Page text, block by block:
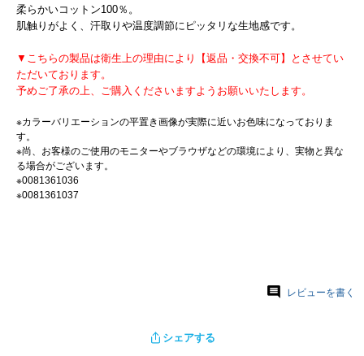
柔らかいコットン100％。
肌触りがよく、汗取りや温度調節にピッタリな生地感です。
▼こちらの製品は衛生上の理由により【返品・交換不可】とさせてい
ただいております。
予めご了承の上、ご購入くださいますようお願いいたします。
※カラーバリエーションの平置き画像が実際に近いお色味になっておりま
す。
※尚、お客様のご使用のモニターやブラウザなどの環境により、実物と異な
る場合がございます。
※0081361036
※0081361037
レビューを書く
シェアする